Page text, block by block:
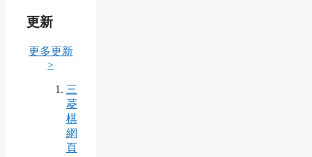
更新
更多更新
>
三
菱
棋
網
頁